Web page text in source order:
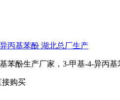
丙基苯酚 湖北总厂生产
苯酚生产厂家，3-甲基-4-异丙
接购买